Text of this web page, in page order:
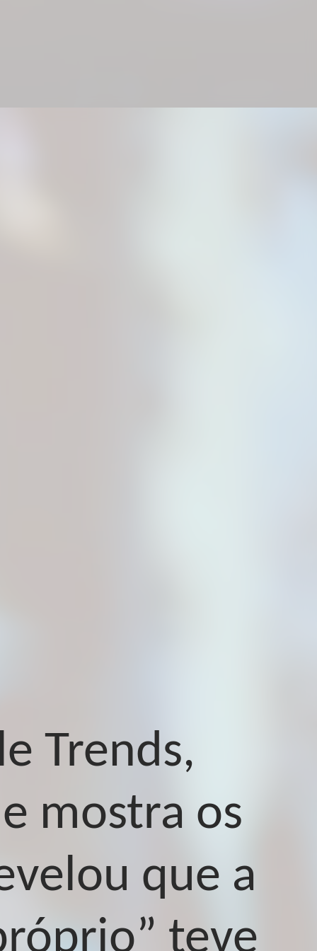
Trends,
mostra os
que a
teve